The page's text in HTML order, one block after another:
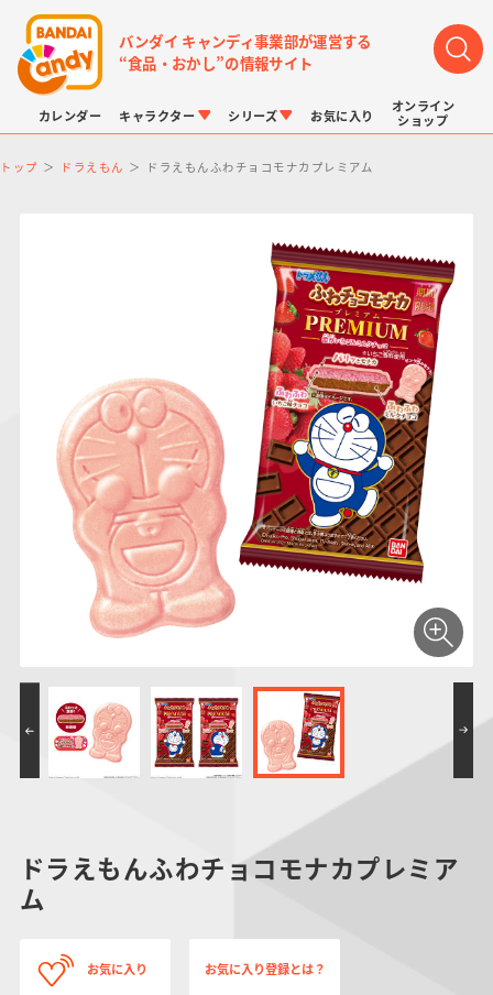
バンダイ キャンディ事業部が運営する
“食品・おかし”の情報サイト
カレンダー キャラクター
仮面ライダーシリー
ズ
PROJECT R.E.D.・
スーパー戦隊シリー
ズ
プリキュアシリーズ
ガンダムシリーズ
ポケットモンスター
ドラゴンボール
アンパンマン
サンリオキャラクタ
シリーズ
キャラパキ
つりグミ
チョコサプ
にふぉるめーしょん
＆スクエアシール
SMPシリーズ
ポケモンキッズ
ポケモンスケールワ
ールド
お気に入り
オンライン
ショップ
トップ ドラえもん ドラえもんふわチョコモナカプレミアム
ドラえもんふわチョコモナカプレミア
ム
お気に入り お気に入り登録とは？